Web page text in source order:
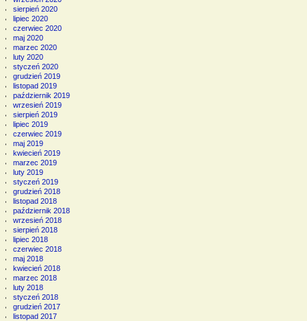
sierpień 2020
lipiec 2020
czerwiec 2020
maj 2020
marzec 2020
luty 2020
styczeń 2020
grudzień 2019
listopad 2019
październik 2019
wrzesień 2019
sierpień 2019
lipiec 2019
czerwiec 2019
maj 2019
kwiecień 2019
marzec 2019
luty 2019
styczeń 2019
grudzień 2018
listopad 2018
październik 2018
wrzesień 2018
sierpień 2018
lipiec 2018
czerwiec 2018
maj 2018
kwiecień 2018
marzec 2018
luty 2018
styczeń 2018
grudzień 2017
listopad 2017